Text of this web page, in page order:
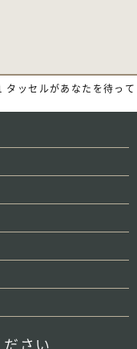
ッセルがあなたを待って
さい